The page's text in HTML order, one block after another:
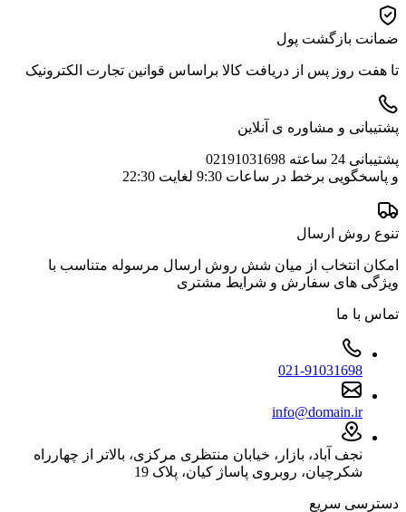
ضمانت بازگشت پول
تا هفت روز پس از دریافت کالا براساس قوانین تجارت الکترونیک
پشتیبانی و مشاوره ی آنلاین
پشتیبانی 24 ساعته 02191031698
و پاسخگویی برخط در ساعات 9:30 لغایت 22:30
تنوع روش ارسال
امکان انتخاب از میان شش روش ارسال مرسوله متناسب با
ویژگی های سفارش و شرایط مشتری
تماس با ما
021-91031698
info@domain.ir
نجف آباد، بازار، خیابان منتظری مرکزی، بالاتر از چهارراه
شکرچیان، روبروی پاساژ کیان، پلاک 19
دسترسی سریع